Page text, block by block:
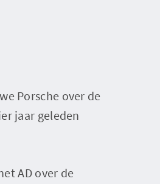
Porsche over de
jaar geleden
AD over de